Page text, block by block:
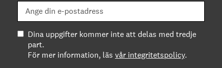
Dina uppgifter kommer inte att delas med tredje
part.
För mer information, läs vår integritetspolicy.